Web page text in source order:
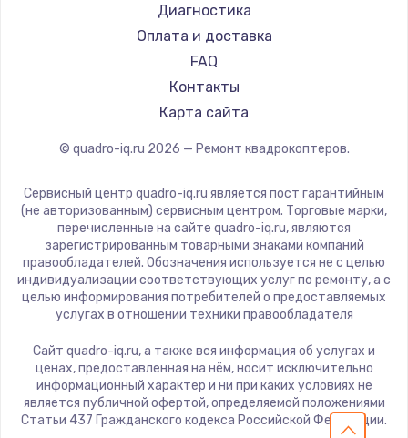
Заказать
Замена температурного датчика
2500 руб.
Заказать
1300 руб.
Заказать
Техобслуживание
900 руб.
Заказать
Установка / подключение / демонтаж
1300 руб.
Заказать
Диагностика
Оплата и доставка
FAQ
Контакты
Карта сайта
© quadro-iq.ru 2026 — Ремонт квадрокоптеров.
Сервисный центр quadro-iq.ru является пост гарантийным
(не авторизованным) сервисным центром. Торговые марки,
перечисленные на сайте quadro-iq.ru, являются
зарегистрированным товарными знаками компаний
правообладателей. Обозначения используется не с целью
индивидуализации соответствующих услуг по ремонту, а с
целью информирования потребителей о предоставляемых
услугах в отношении техники правообладателя
Сайт quadro-iq.ru, а также вся информация об услугах и
ценах, предоставленная на нём, носит исключительно
информационный характер и ни при каких условиях не
является публичной офертой, определяемой положениями
Статьи 437 Гражданского кодекса Российской Федерации.